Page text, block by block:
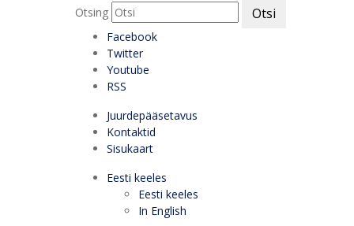
Otsing Otsi
Facebook
Twitter
Youtube
RSS
Juurdepääsetavus
Kontaktid
Sisukaart
Eesti keeles
Eesti keeles
In English